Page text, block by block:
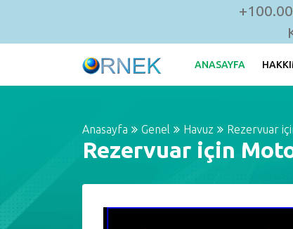
ANASAYFA
Anasayfa Genel Havuz Rezervuar
Rezervuar için